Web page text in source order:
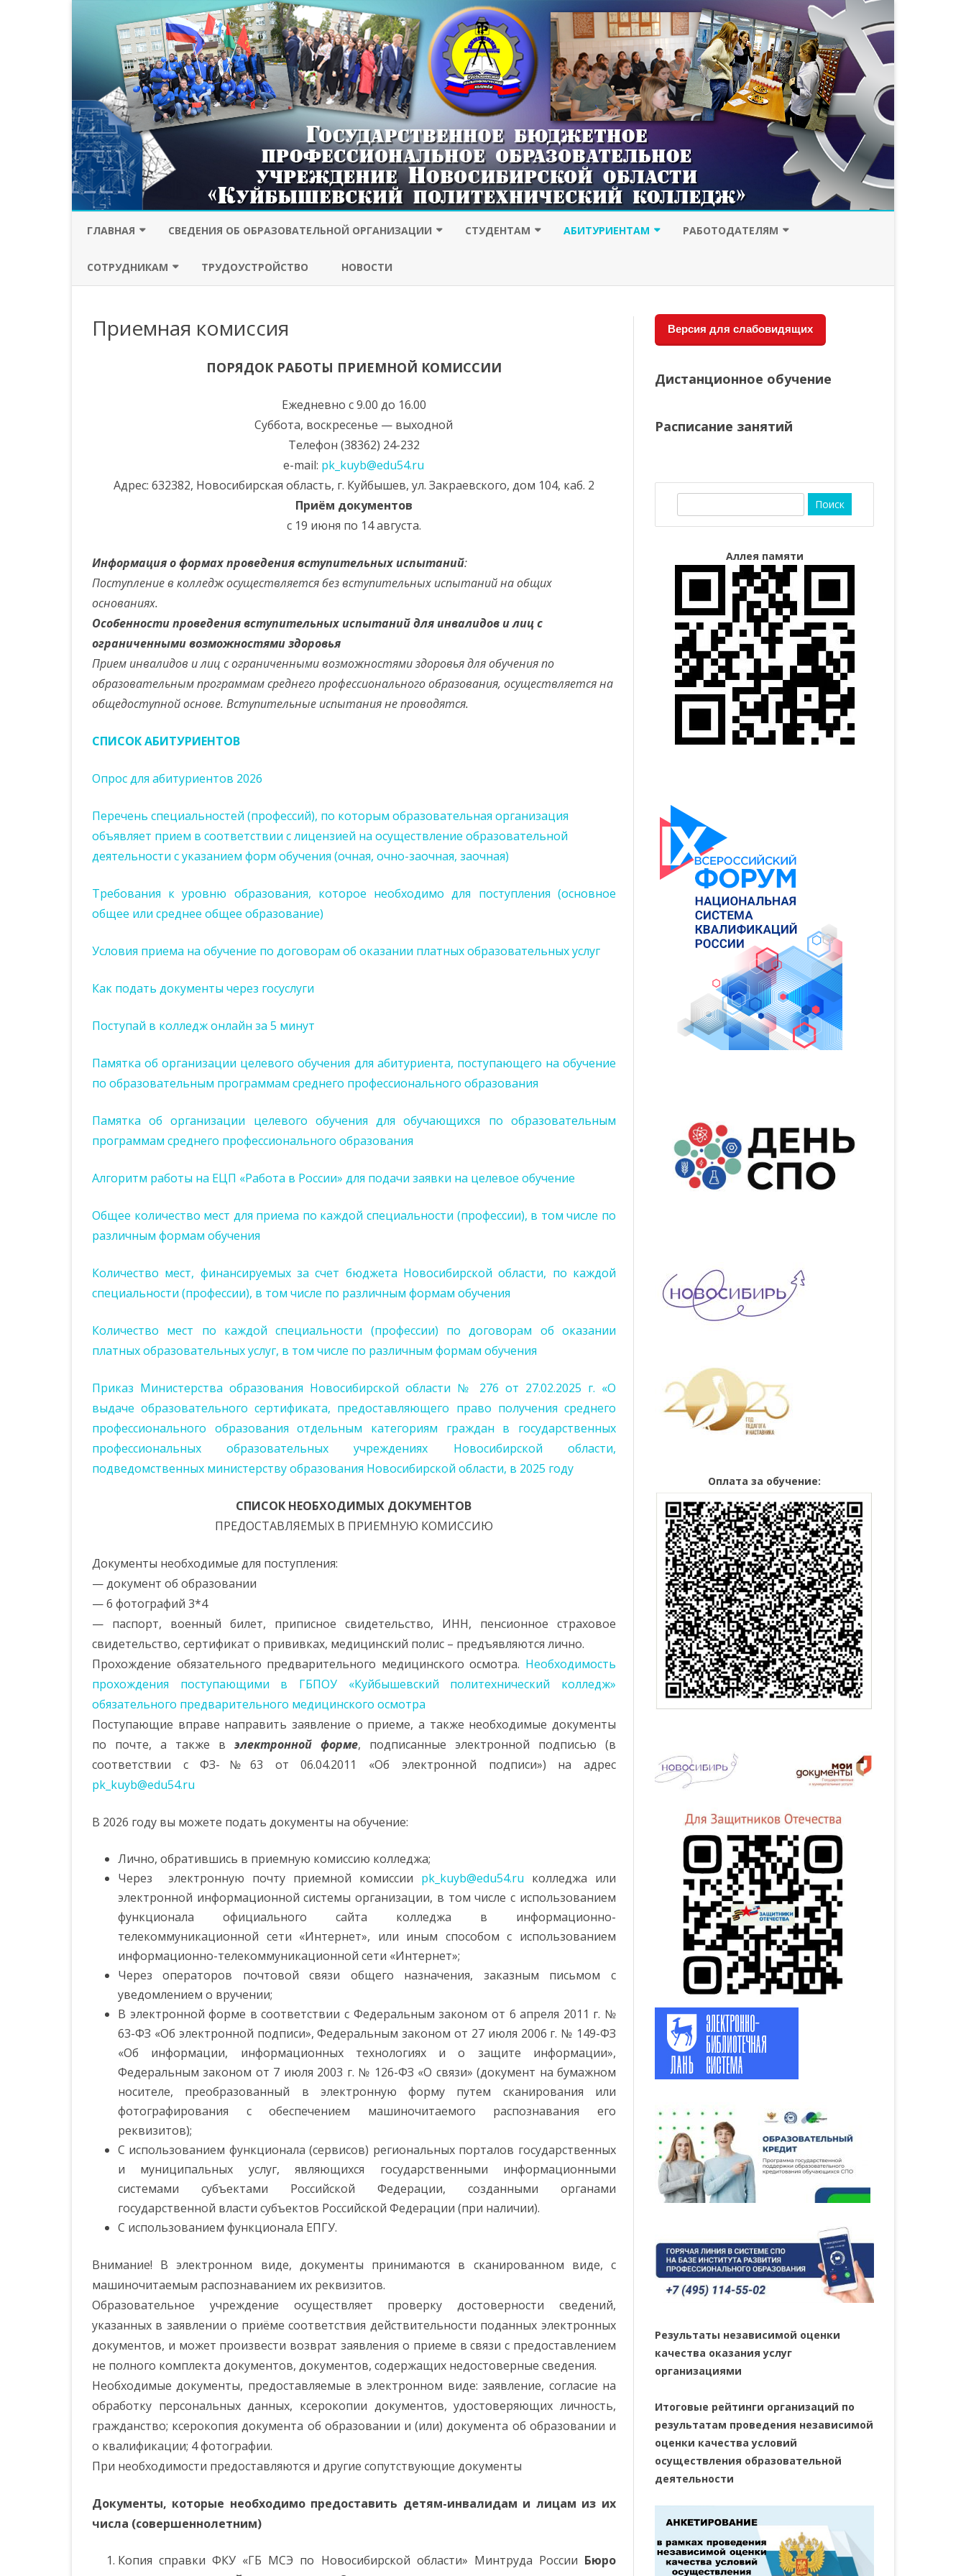
ГЛАВНАЯ
ПРОТИВОДЕЙСТВИЕ
ФИНАНСОВАЯ ГРАМОТНОСТЬ
СВЕДЕНИЯ ОБ ОБРАЗОВАТЕЛЬНОЙ ОРГАНИЗАЦИИ
ОСНОВНЫЕ СВЕДЕНИЯ
ОБРАЗОВАТЕЛЬНОЙ
ДОКУМЕНТЫ
ОБРАЗОВАТЕЛЬНЫЕ
РУКОВОДСТВО.
ОБЕСПЕЧЕНИЕ И
ОСНАЩЁННОСТЬ
ПЛАТНЫЕ ОБРАЗОВАТЕЛЬНЫЕ
УСЛУГИ
ФИНАНСОВО-
ХОЗЯЙСТВЕННАЯ
МАТЕРИАЛЬНОЙ ПОДДЕРЖКИ
ОРГАНИЗАЦИЯ ПИТАНИЯ В
ОРГАНИЗАЦИИ
ИСТОРИЯ КУЙБЫШЕВСКОГО
СТУДЕНТАМ
ФЕДЕРАЛЬНЫЙ ПРОЕКТ
АБИТУРИЕНТАМ РАБОТОДАТЕЛЯМ
СОТРУДНИКАМ
НАШИ СОТРУДНИКИ
ТРУДОУСТРОЙСТВО НОВОСТИ
Приемная комиссия
ПОРЯДОК РАБОТЫ ПРИЕМНОЙ КОМИССИИ
Ежедневно с 9.00 до 16.00
Суббота, воскресенье — выходной
Телефон (38362) 24-232
e-mail: pk_kuyb@edu54.ru
Адрес: 632382, Новосибирская область, г. Куйбышев, ул. Закраевского, дом 104, каб. 2
Приём документов
с 19 июня по 14 августа.
Информация о формах проведения вступительных испытаний:
Поступление в колледж осуществляется без вступительных испытаний на общих
основаниях.
Особенности проведения вступительных испытаний для инвалидов и лиц с
ограниченными возможностями здоровья
Прием инвалидов и лиц с ограниченными возможностями здоровья для обучения по
образовательным программам среднего профессионального образования, осуществляется на
общедоступной основе. Вступительные испытания не проводятся.
СПИСОК АБИТУРИЕНТОВ
Опрос для абитуриентов 2026
Перечень специальностей (профессий), по которым образовательная организация
объявляет прием в соответствии с лицензией на осуществление образовательной
деятельности с указанием форм обучения (очная, очно-заочная, заочная)
Требования к уровню образования, которое необходимо для поступления (основное
общее или среднее общее образование)
Условия приема на обучение по договорам об оказании платных образовательных услуг
Как подать документы через госуслуги
Поступай в колледж онлайн за 5 минут
Памятка об организации целевого обучения для абитуриента, поступающего на обучение
по образовательным программам среднего профессионального образования
Памятка об организации целевого обучения для обучающихся по образовательным
программам среднего профессионального образования
Алгоритм работы на ЕЦП «Работа в России» для подачи заявки на целевое обучение
Общее количество мест для приема по каждой специальности (профессии), в том числе по
различным формам обучения
Количество мест, финансируемых за счет бюджета Новосибирской области, по каждой
специальности (профессии), в том числе по различным формам обучения
Количество мест по каждой специальности (профессии) по договорам об оказании
платных образовательных услуг, в том числе по различным формам обучения
Приказ Министерства образования Новосибирской области № 276 от 27.02.2025 г. «О
выдаче образовательного сертификата, предоставляющего право получения среднего
профессионального образования отдельным категориям граждан в государственных
профессиональных образовательных учреждениях Новосибирской области,
подведомственных министерству образования Новосибирской области, в 2025 году
СПИСОК НЕОБХОДИМЫХ ДОКУМЕНТОВ
ПРЕДОСТАВЛЯЕМЫХ В ПРИЕМНУЮ КОМИССИЮ
Документы необходимые для поступления:
— документ об образовании
— 6 фотографий 3*4
— паспорт, военный билет, приписное свидетельство, ИНН, пенсионное страховое
свидетельство, сертификат о прививках, медицинский полис – предъявляются лично.
Прохождение обязательного предварительного медицинского осмотра. Необходимость
прохождения поступающими в ГБПОУ «Куйбышевский политехнический колледж»
обязательного предварительного медицинского осмотра
Поступающие вправе направить заявление о приеме, а также необходимые документы
по почте, а также в электронной форме, подписанные электронной подписью (в
соответствии с ФЗ-№63 от 06.04.2011 «Об электронной подписи») на адрес
pk_kuyb@edu54.ru
В 2026 году вы можете подать документы на обучение:
Лично, обратившись в приемную комиссию колледжа;
Через электронную почту приемной комиссии pk_kuyb@edu54.ru колледжа или
электронной информационной системы организации, в том числе с использованием
функционала официального сайта колледжа в информационно-
телекоммуникационной сети «Интернет», или иным способом с использованием
информационно-телекоммуникационной сети «Интернет»;
Через операторов почтовой связи общего назначения, заказным письмом с
уведомлением о вручении;
В электронной форме в соответствии с Федеральным законом от 6 апреля 2011 г. №
63-ФЗ «Об электронной подписи», Федеральным законом от 27 июля 2006 г. № 149-ФЗ
«Об информации, информационных технологиях и о защите информации»,
Федеральным законом от 7 июля 2003 г. № 126-ФЗ «О связи» (документ на бумажном
носителе, преобразованный в электронную форму путем сканирования или
фотографирования с обеспечением машиночитаемого распознавания его
реквизитов);
С использованием функционала (сервисов) региональных порталов государственных
и муниципальных услуг, являющихся государственными информационными
системами субъектами Российской Федерации, созданными органами
государственной власти субъектов Российской Федерации (при наличии).
С использованием функционала ЕПГУ.
Внимание! В электронном виде, документы принимаются в сканированном виде, с
машиночитаемым распознаванием их реквизитов.
Образовательное учреждение осуществляет проверку достоверности сведений,
указанных в заявлении о приёме соответствия действительности поданных электронных
документов, и может произвести возврат заявления о приеме в связи с предоставлением
не полного комплекта документов, документов, содержащих недостоверные сведения.
Необходимые документы, предоставляемые в электронном виде: заявление, согласие на
обработку персональных данных, ксерокопии документов, удостоверяющих личность,
гражданство; ксерокопия документа об образовании и (или) документа об образовании и
о квалификации; 4 фотографии.
При необходимости предоставляются и другие сопутствующие документы
Документы, которые необходимо предоставить детям-инвалидам и лицам из их
числа (совершеннолетним)
Копия справки ФКУ «ГБ МСЭ по Новосибирской области» Минтруда России Бюро
Версия для слабовидящих
Дистанционное обучение
Расписание занятий
Аллея памяти
Оплата за обучение:
Результаты независимой оценки
качества оказания услуг
организациями
Итоговые рейтинги организаций по
результатам проведения независимой
оценки качества условий
осуществления образовательной
деятельности